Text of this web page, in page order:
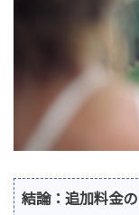
結論：追加料金